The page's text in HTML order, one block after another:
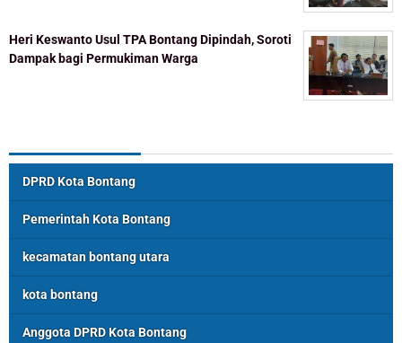
Heri Keswanto Usul TPA Bontang Dipindah, Soroti
Dampak bagi Permukiman Warga
DPRD Kota Bontang
Pemerintah Kota Bontang
kecamatan bontang utara
kota bontang
Anggota DPRD Kota Bontang